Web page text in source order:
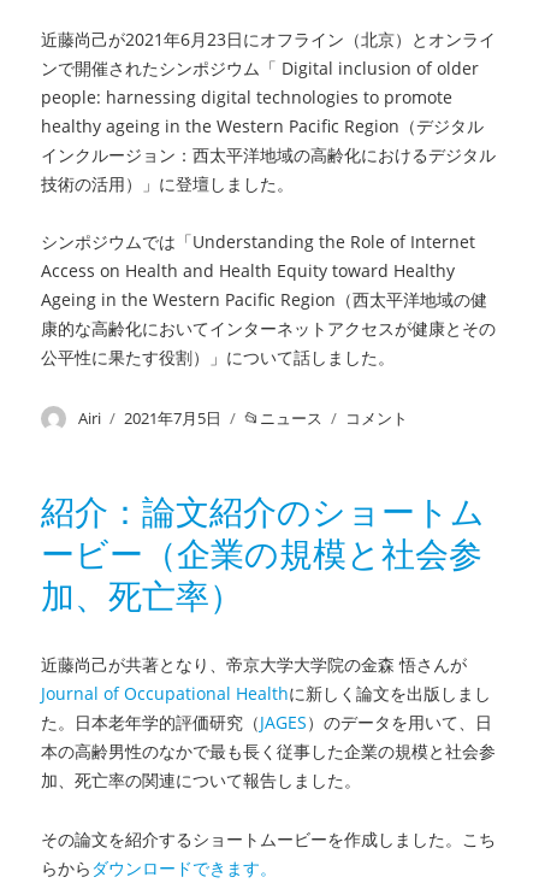
近藤尚己が2021年6月23日にオフライン（北京）とオンライ
ンで開催されたシンポジウム「 Digital inclusion of older
people: harnessing digital technologies to promote
healthy ageing in the Western Pacific Region（デジタル
インクルージョン：西太平洋地域の高齢化におけるデジタル
技術の活用）」に登壇しました。
シンポジウムでは「Understanding the Role of Internet
Access on Health and Health Equity toward Healthy
Ageing in the Western Pacific Region（西太平洋地域の健
康的な高齢化においてインターネットアクセスが健康とその
公平性に果たす役割）」について話しました。
投
Airi
投
2021年7月5日
カ
リ
ニュース
報
ポ
ジ
ウ
壇
（Digital
inclusion
of
digital
コメント
紹介：論文紹介のショートム
ービー（企業の規模と社会参
加、死亡率）
近藤尚己が共著となり、帝京大学大学院の金森 悟さんが
Journal of Occupational Healthに新しく論文を出版しまし
た。日本老年学的評価研究（JAGES）のデータを用いて、日
本の高齢男性のなかで最も長く従事した企業の規模と社会参
加、死亡率の関連について報告しました。
その論文を紹介するショートムービーを作成しました。こち
らから ダウンロードできます。